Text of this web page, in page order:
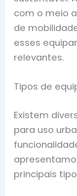
com o meio
de
esses
relevantes.
Tipos de
Existem
para uso
principais